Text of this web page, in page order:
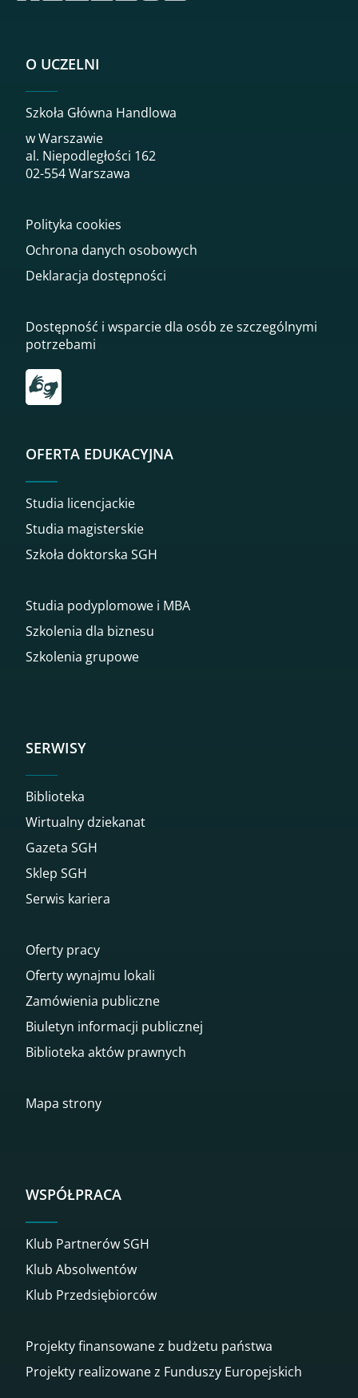
O UCZELNI
Szkoła Główna Handlowa
w Warszawie
al. Niepodległości 162
02-554 Warszawa
Polityka cookies
Ochrona danych osobowych
Deklaracja dostępności
Dostępność i wsparcie dla osób ze szczególnymi
potrzebami
Przekierowanie do tłumacza on-line języka migowego
OFERTA EDUKACYJNA
Studia licencjackie
Studia magisterskie
Szkoła doktorska SGH
Studia podyplomowe i MBA
Szkolenia dla biznesu
Szkolenia grupowe
SERWISY
Biblioteka
Wirtualny dziekanat
Gazeta SGH
Sklep SGH
Serwis kariera
Oferty pracy
Oferty wynajmu lokali
Zamówienia publiczne
Biuletyn informacji publicznej
Biblioteka aktów prawnych
Mapa strony
WSPÓŁPRACA
Klub Partnerów SGH
Klub Absolwentów
Klub Przedsiębiorców
Projekty finansowane z budżetu państwa
Projekty realizowane z Funduszy Europejskich